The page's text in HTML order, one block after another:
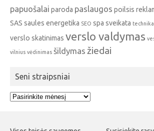
papuošalai paroda paslaugos poilsis
SAS saules energetika SEO spa sveikata technika
verslo skatinimas verslo valdymas
vilnius vėdinimas šildymas žiedai
Seni straipsniai
Seni